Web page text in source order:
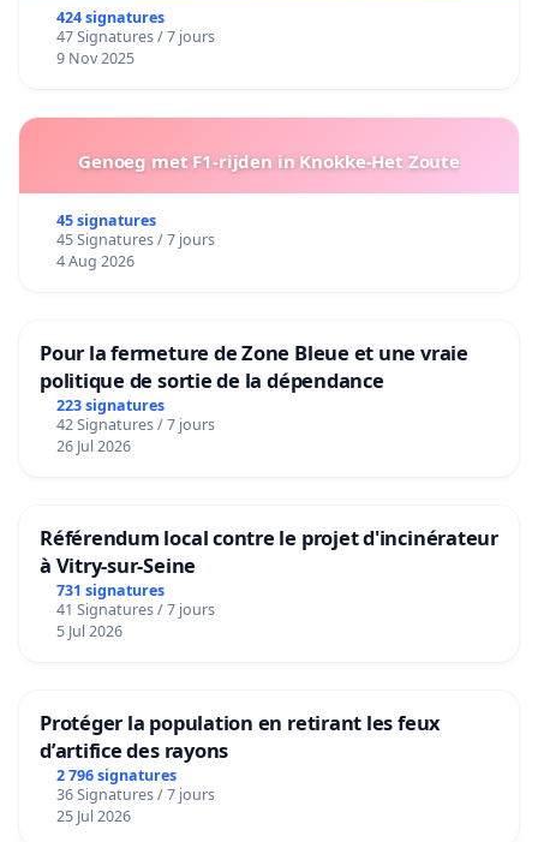
424 signatures
47 Signatures / 7 jours
9 Nov 2025
Genoeg met F1-rijden in Knokke-Het Zoute
45 signatures
45 Signatures / 7 jours
4 Aug 2026
Pour la fermeture de Zone Bleue et une vraie
politique de sortie de la dépendance
223 signatures
42 Signatures / 7 jours
26 Jul 2026
Référendum local contre le projet d'incinérateur
à Vitry-sur-Seine
731 signatures
41 Signatures / 7 jours
5 Jul 2026
Protéger la population en retirant les feux
d’artifice des rayons
2 796 signatures
36 Signatures / 7 jours
25 Jul 2026